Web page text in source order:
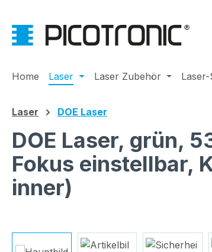
Home Laser Laser Zubehör
Laser DOE Laser
DOE Laser, grün,
Fokus einstellbar,
inner)
Bildergalerie überspringen